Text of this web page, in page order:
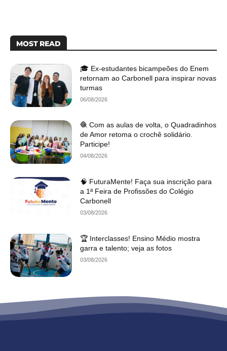
MOST READ
🎓 Ex-estudantes bicampeões do Enem
retornam ao Carbonell para inspirar novas
turmas
06/08/2026
🧶 Com as aulas de volta, o Quadradinhos
de Amor retoma o crochê solidário.
Participe!
04/08/2026
🧠 FuturaMente! Faça sua inscrição para
a 1ª Feira de Profissões do Colégio
Carbonell
03/08/2026
🏆 Interclasses! Ensino Médio mostra
garra e talento; veja as fotos
03/08/2026